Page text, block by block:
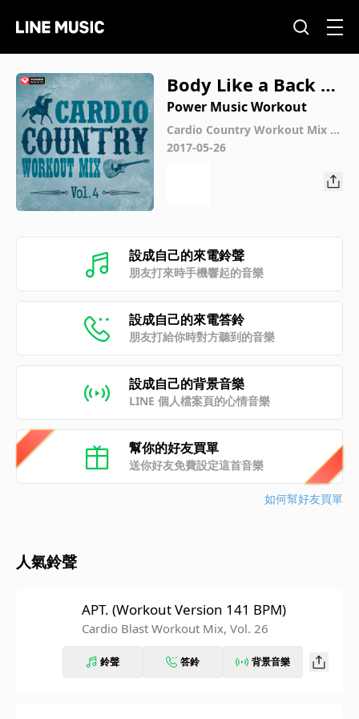
Body Like a Back R
oad (Workout Mix)
Power Music Workout
Cardio Country Workout Mix V
ol. 4 (60 Min Non-Stop Workout
2017-05-26
設成自己的來電鈴聲
朋友打來時手機響起的音樂
設成自己的來電答鈴
朋友打給你時對方聽到的音樂
設成自己的背景音樂
LINE 個人檔案頁的心情音樂
幫你的好友買單
送你好友免費設定這首音樂
如何幫好友買單
人氣鈴聲
APT. (Workout Version 141 BPM)
Cardio Blast Workout Mix, Vol. 26
鈴聲 答鈴 背景音樂